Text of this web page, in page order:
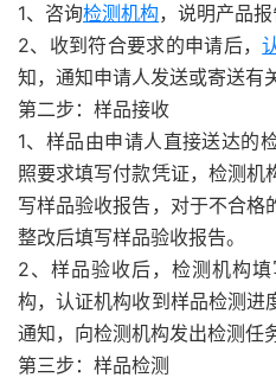
1、咨询检测机构，说明产品
2、收到符合要求的申请后，
知，通知申请人发送或寄送有
第二步：样品接收
1、样品由申请人直接送达的
照要求填写付款凭证，检测机
写样品验收报告，对于不合格
整改后填写样品验收报告。
2、样品验收后，检测机构
构，认证机构收到样品检测进
通知，向检测机构发出检测任
第三步：样品检测